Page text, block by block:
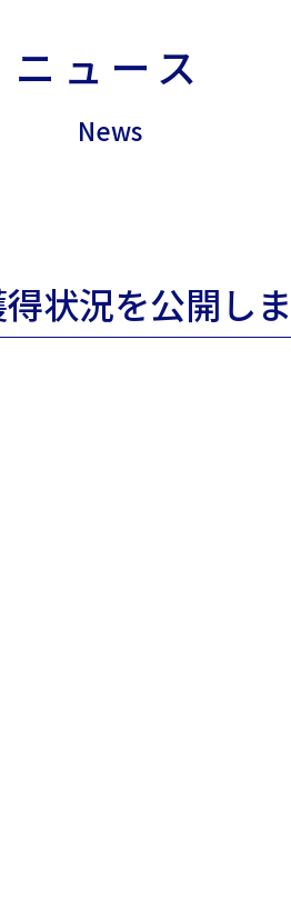
ニュース
News
状況を公開し